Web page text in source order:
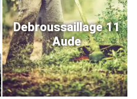
Debroussaillage 11
Aude